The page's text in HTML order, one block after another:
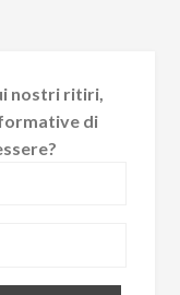
nostri ritiri,
di